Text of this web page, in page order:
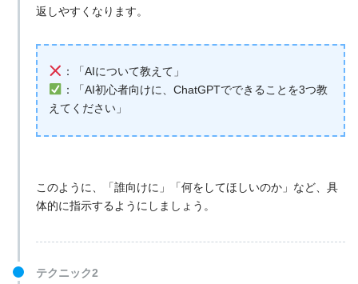
返しやすくなります。
：「AIについて教えて」
：「AI初心者向けに、ChatGPTでできることを3つ教
えてください」
このように、「誰向けに」「何をしてほしいのか」など、具
体的に指示するようにしましょう。
テクニック2